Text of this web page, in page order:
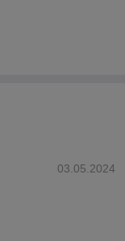
03.05.2024